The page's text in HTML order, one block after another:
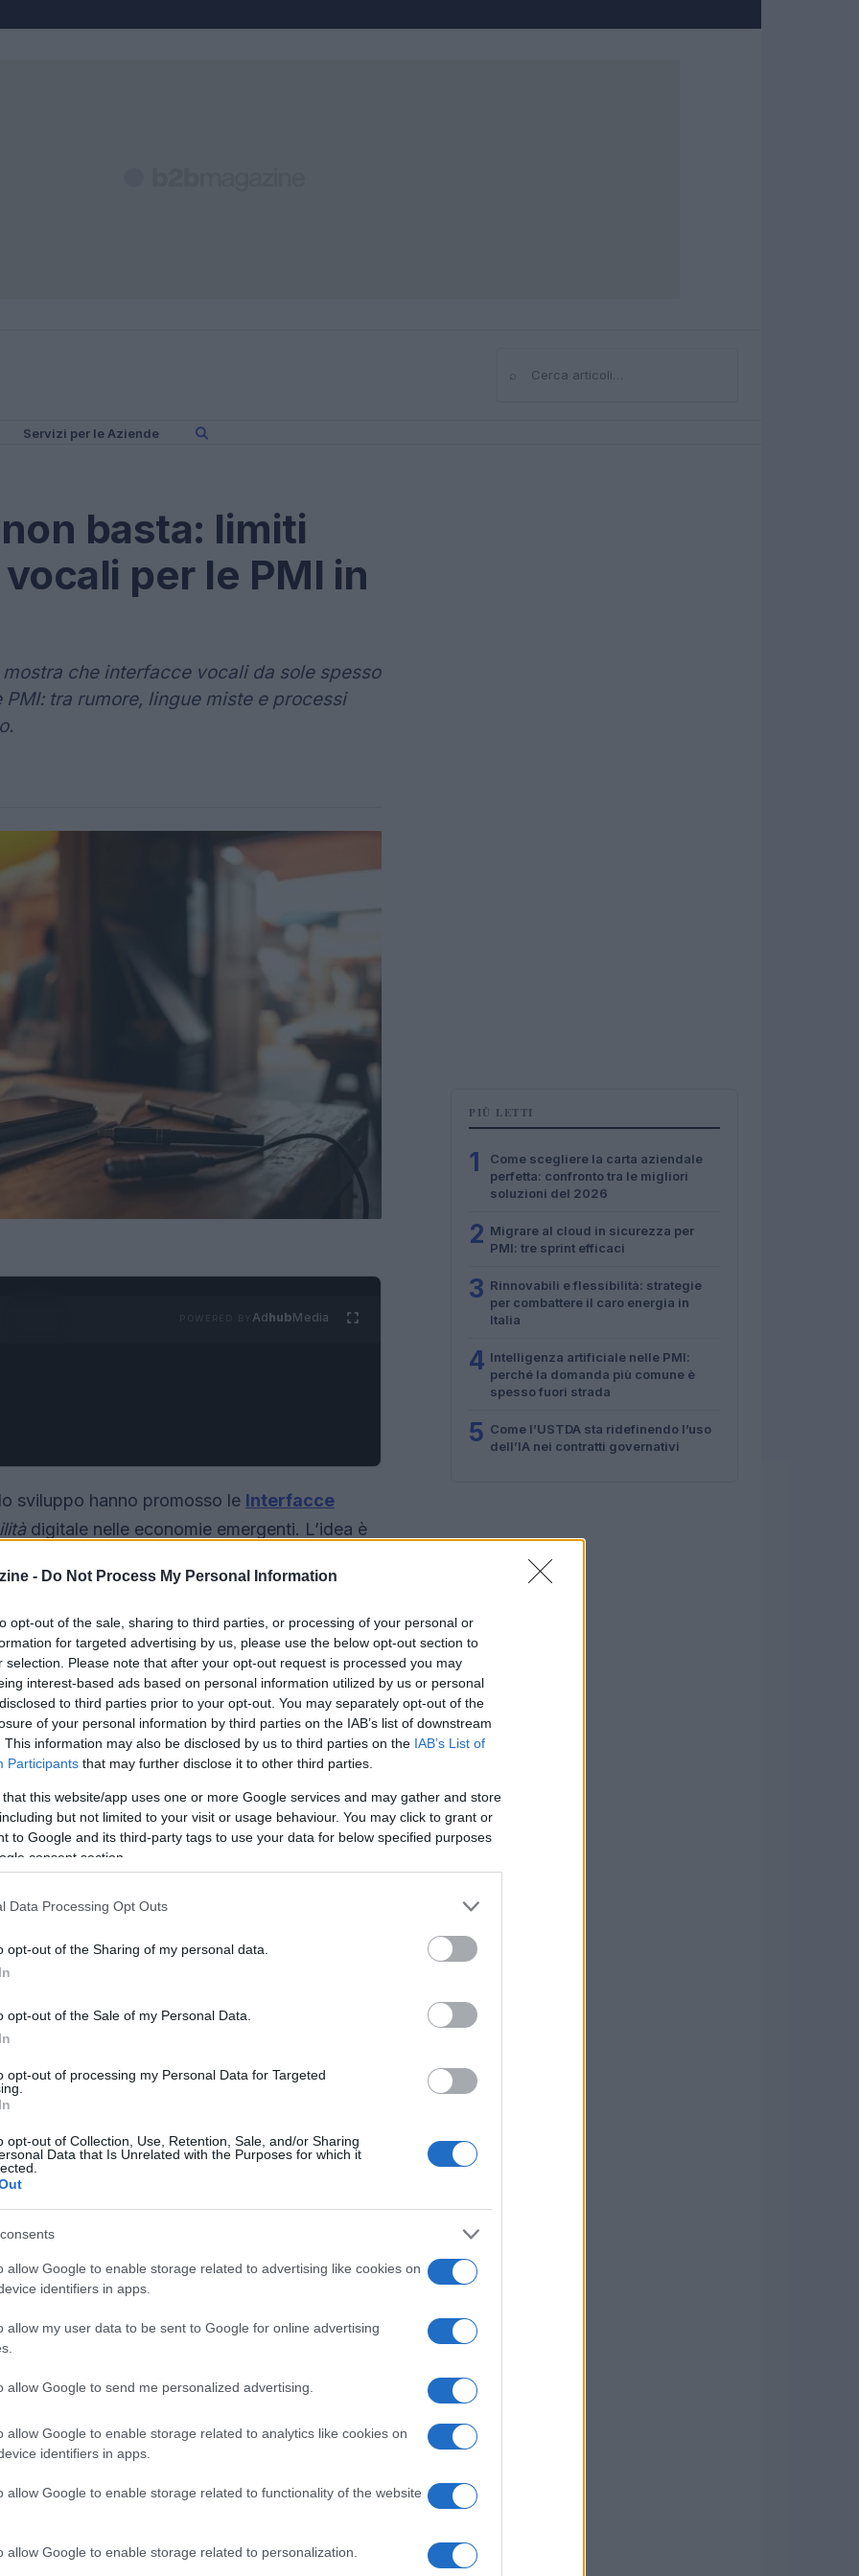
- Do Not Process My Personal Information
opt-out of the sale, sharing to third parties, or processing of your personal or
for targeted advertising by us, please use the below opt-out section to
selection. Please note that after your opt-out request is processed you may
interest-based ads based on personal information utilized by us or personal
to third parties prior to your opt-out. You may separately opt-out of the
of your personal information by third parties on the IAB’s list of downstream
This information may also be disclosed by us to third parties on the IAB’s List of
Participants that may further disclose it to other third parties.
that this website/app uses one or more Google services and may gather and store
but not limited to your visit or usage behaviour. You may click to grant or
to Google and its third-party tags to use your data for below specified purposes
consent section.
Data Processing Opt Outs
opt-out of the Sharing of my personal data.
opt-out of the Sale of my Personal Data.
opt-out of processing my Personal Data for Targeted
opt-out of Collection, Use, Retention, Sale, and/or Sharing
Data that Is Unrelated with the Purposes for which it
allow Google to enable storage related to advertising like cookies on
identifiers in apps.
allow my user data to be sent to Google for online advertising
allow Google to send me personalized advertising.
allow Google to enable storage related to analytics like cookies on
identifiers in apps.
allow Google to enable storage related to functionality of the website
allow Google to enable storage related to personalization.
⌕Cerca
Servizi per le Aziende
basta: limiti
per le PMI in
che interfacce vocali da sole spesso
tra rumore, lingue miste e processi
AdhubMedia
sviluppo hanno promosso le Interfacce
digitale nelle economie emergenti. L’idea è
o digitare, quindi la voce dovrebbe
sul campo mettono in discussione questa
con Dukawalla, un assistente vocale
offre una fotografia nitida dei limiti pratici
la complessità dei negozi locali.
tecnica: coinvolge venditori, proprietari
keniota, mettendo in luce tre criticità
incidono sulla produttività, sulla fiducia
di adottare nuove soluzioni. Per comprendere
nelle
adattamenti progettuali sono davvero
è sufficiente
contesto operativo delle piccole attività è
In molte botteghe di Nairobi la combinazione
di lingue e uso di espressioni locali genera
di riconoscimento vocale. Inoltre, la
dispositivi e i costi di connessione rendono
presuppongono continuità di servizio. In
un canale isolato: serve integrazione con
e infrastrutturali.
PIÙ LETTI
1
Come scegliere la carta aziendale
perfetta: confronto tra le migliori
soluzioni del 2026
2 Migrare al cloud in sicurezza per
PMI: tre sprint efficaci
3 Rinnovabili e flessibilità: strategie
per combattere il caro energia in
Italia
4 Intelligenza artificiale nelle PMI:
perché la domanda più comune è
spesso fuori strada
5 Come l’USTDA sta ridefinendo l’uso
dell’IA nei contratti governativi